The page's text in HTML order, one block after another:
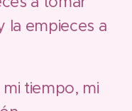
la empieces a
tiempo, mi